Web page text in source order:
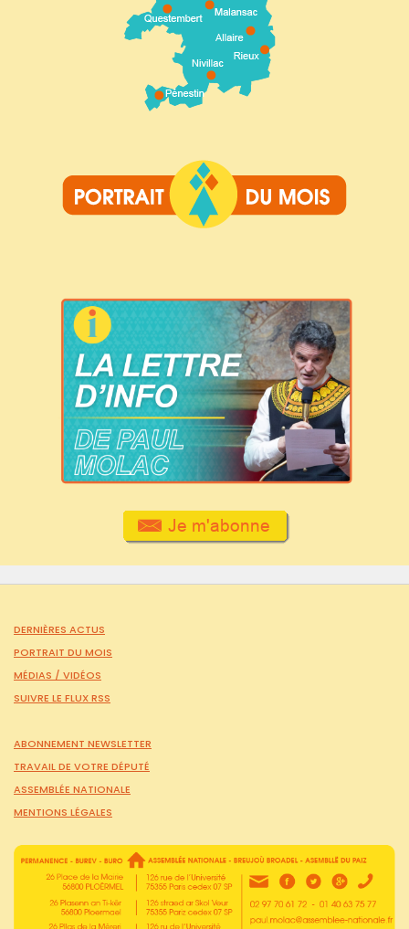
DERNIÈRES ACTUS
PORTRAIT DU MOIS
MÉDIAS / VIDÉOS
SUIVRE LE FLUX RSS
ABONNEMENT NEWSLETTER
TRAVAIL DE VOTRE DÉPUTÉ
ASSEMBLÉE NATIONALE
MENTIONS LÉGALES